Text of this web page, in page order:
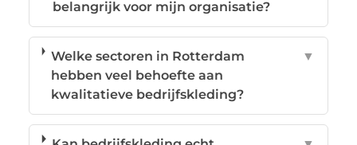
belangrijk voor mijn organisatie?
Welke sectoren in Rotterdam
hebben veel behoefte aan
kwalitatieve bedrijfskleding?
▼